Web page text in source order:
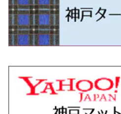
H20/2～ 400系
タンク
H28/11～R2/9 M900A・M910A
H26/1～R4/1 80系
ハイエースバン／レジアスエースバン
H16/8～ 3人乗 200系
ハイエースワゴン
H28/9～R6/6 GB5/6/7/8
R6/6～ 5人乗 GT2/4/6/8
H22/7～H28/9 GB3/4
フリード+（プラス）/+ハイブリッド
H28/9～R6/6 GB5/6/7/8
R7/9～ BF1
レジェンド
H27/2～R3/12 KC2
H24/5～R1/10（後期）
H24/8～H30/3 180系
カムリ
H24/5～ 160系
カローラ・クロス
H13/6～H18/11 V35
H26/2～ V37
スカイライン・クロスオーバー
H11/6～H16/10 Y34
H1/6～H11/6 Y30
セレナ
H22/11～H28/9 C26
H24/12～H29/5 LA300/310
レヴォーグ
H15/6～R2/8 BN/BM/BL系
レガシィアウトバック
H15/10～ BP/BR/BS/BT系
H20/7～30/3 CC系
ファミリア バン
H30/6～ 160系
H24/10～ MJ系
フレアクロスオーバー
H26/1～ MS系
H23/9～ LA300系
ミラ・ココア
H30/6～ LA550/560S
ムーヴ
H26/12～R5/7 LA150/160S
H23/12～
H25/3～R5/11
R5/11～ MK54S・MK94S
スペーシアベース
H23/1～H27/8 MA15S
H27/8～R2/12 MA26/36/46S
ハスラー
H26/1～ MR系
H23/10～H31/4 BM20 7人乗
デリカＤ：５
R5/5～ B30系/BA系
パジェロ
H18/10～R1/8 7人乗ロング V90系
R6/3～ DG5
ZR-V
H11/6～H30/7 バン HH5・HH6
H21/12～R3/4 トラック
アコード・アコードハイブリッド
H25/6～R2/2 CR系
H30/3～ AW系
H27/4～